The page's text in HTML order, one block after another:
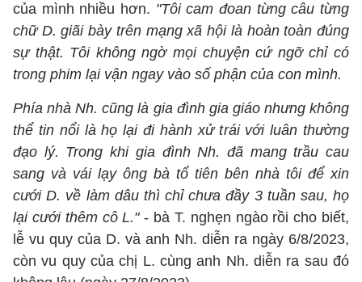
của mình nhiều hơn. "Tôi cam đoan từng câu từng
chữ D. giãi bày trên mạng xã hội là hoàn toàn đúng
sự thật. Tôi không ngờ mọi chuyện cứ ngỡ chỉ có
trong phim lại vận ngay vào số phận của con mình.
Phía nhà Nh. cũng là gia đình gia giáo nhưng không
thể tin nổi là họ lại đi hành xử trái với luân thường
đạo lý. Trong khi gia đình Nh. đã mang trầu cau
sang và vái lạy ông bà tổ tiên bên nhà tôi để xin
cưới D. về làm dâu thì chỉ chưa đầy 3 tuần sau, họ
lại cưới thêm cô L."- bà T. nghẹn ngào rồi cho biết,
lễ vu quy của D. và anh Nh. diễn ra ngày 6/8/2023,
còn vu quy của chị L. cùng anh Nh. diễn ra sau đó